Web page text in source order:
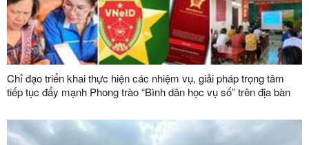
Chỉ đạo triển khai thực hiện các nhiệm vụ, giải pháp trọng tâm
tiếp tục đẩy mạnh Phong trào “Bình dân học vụ số” trên địa bàn